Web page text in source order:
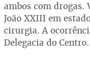
ambos com
João XXIII em
cirurgia. A
Delegacia do Centro.